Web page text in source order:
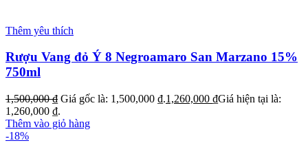
Thêm yêu thích
Rượu Vang đỏ Ý 8 Negroamaro San Marzano 15%
750ml
1,500,000₫ Giá gốc là: 1,500,000 ₫.1,260,000 ₫Giá hiện tại là:
1,260,000 ₫.
Thêm vào giỏ hàng
-18%